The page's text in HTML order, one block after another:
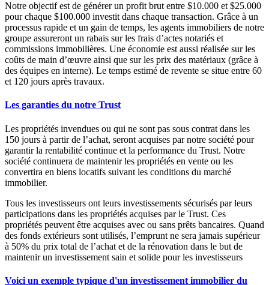
Notre objectif est de générer un profit brut entre $10.000 et $25.000
pour chaque $100.000 investit dans chaque transaction. Grâce à un
processus rapide et un gain de temps, les agents immobiliers de notre
groupe assureront un rabais sur les frais d’actes notariés et
commissions immobilières. Une économie est aussi réalisée sur les
coûts de main d’œuvre ainsi que sur les prix des matériaux (grâce à
des équipes en interne). Le temps estimé de revente se situe entre 60
et 120 jours après travaux.
Les garanties du notre Trust
Les propriétés invendues ou qui ne sont pas sous contrat dans les
150 jours à partir de l’achat, seront acquises par notre société pour
garantir la rentabilité continue et la performance du Trust. Notre
société continuera de maintenir les propriétés en vente ou les
convertira en biens locatifs suivant les conditions du marché
immobilier.
Tous les investisseurs ont leurs investissements sécurisés par leurs
participations dans les propriétés acquises par le Trust. Ces
propriétés peuvent être acquises avec ou sans prêts bancaires. Quand
des fonds extérieurs sont utilisés, l’emprunt ne sera jamais supérieur
à 50% du prix total de l’achat et de la rénovation dans le but de
maintenir un investissement sain et solide pour les investisseurs
Voici un exemple typique d'un investissement immobilier du